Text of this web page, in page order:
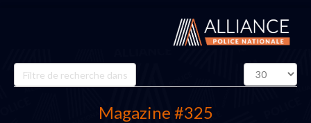
Champ
de
Affichage
#
Magazine #325